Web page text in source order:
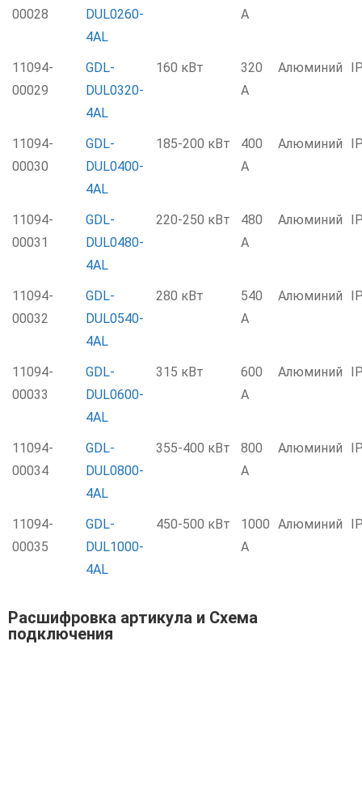
00028
DUL0260-
4AL
А
11094-
00029
GDL-
DUL0320-
4AL
160 кВт
320
А
Алюминий
11094-
00030
GDL-
DUL0400-
4AL
185-200 кВт
400
А
Алюминий
11094-
00031
GDL-
DUL0480-
4AL
220-250 кВт
480
А
Алюминий
11094-
00032
GDL-
DUL0540-
4AL
280 кВт
540
А
Алюминий
11094-
00033
GDL-
DUL0600-
4AL
315 кВт
600
А
Алюминий
11094-
00034
GDL-
DUL0800-
4AL
355-400 кВт
800
А
Алюминий
11094-
00035
GDL-
DUL1000-
4AL
450-500 кВт
1000
А
Алюминий
Расшифровка артикула и Схема
подключения